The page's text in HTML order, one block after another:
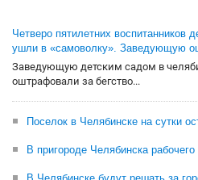
Четверо пятилетних воспитанников
ушли в «самоволку». Заведующую
Заведующую детским садом в
оштрафовали за бегство...
Поселок в Челябинске на сутки
В пригороде Челябинска